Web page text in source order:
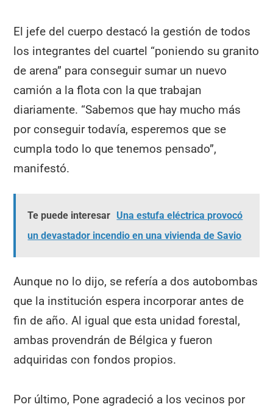
El jefe del cuerpo destacó la gestión de todos
los integrantes del cuartel “poniendo su granito
de arena” para conseguir sumar un nuevo
camión a la flota con la que trabajan
diariamente. “Sabemos que hay mucho más
por conseguir todavía, esperemos que se
cumpla todo lo que tenemos pensado”,
manifestó.
Te puede interesar Una estufa eléctrica provocó
un devastador incendio en una vivienda de Savio
Aunque no lo dijo, se refería a dos autobombas
que la institución espera incorporar antes de
fin de año. Al igual que esta unidad forestal,
ambas provendrán de Bélgica y fueron
adquiridas con fondos propios.
Por último, Pone agradeció a los vecinos por